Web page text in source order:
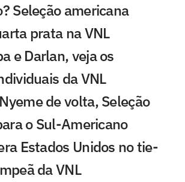
Seleção americana
prata na VNL
e Darlan, veja os
da VNL
de volta, Seleção
o Sul-Americano
Estados Unidos no tie-
da VNL